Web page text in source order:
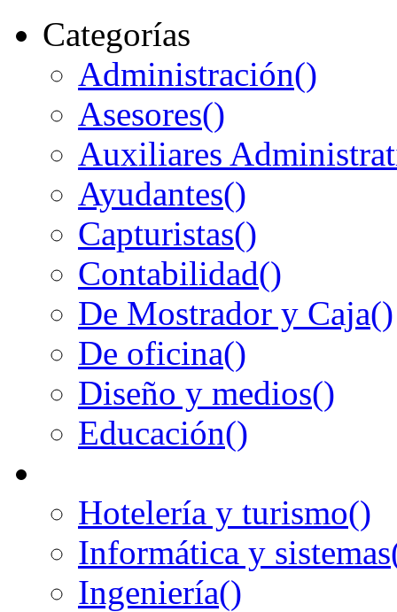
Categorías
Administración()
Asesores()
Auxiliares
Ayudantes()
Capturistas()
Contabilidad()
De Mostrador y Caja()
De oficina()
Diseño y medios()
Educación()
Hotelería y turismo()
Informática y sistemas
Ingeniería()